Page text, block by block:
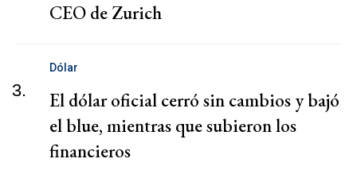
CEO de Zurich
3.
Dólar
El dólar oficial cerró sin cambios y bajó
el blue, mientras que subieron los
financieros